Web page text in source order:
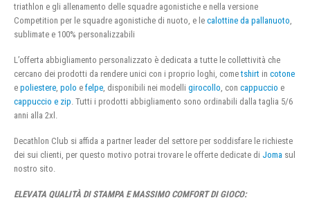
triathlon e gli allenamento delle squadre agonistiche e nella versione
Competition per le squadre agonistiche di nuoto, e le calottine da pallanuoto
sublimate e 100% personalizzabili
L’offerta abbigliamento personalizzato è dedicata a tutte le collettività che
cercano dei prodotti da rendere unici con i proprio loghi, cometshirt in cotone
e poliestere polo e felpe , disponibili nei modelli girocollo , con cappuccio e
cappuccio e zip . Tutti i prodotti abbigliamento sono ordinabili dalla taglia 5/6
anni alla 2xl.
Decathlon Club si affida a partner leader del settore per soddisfare le richieste
dei sui clienti, per questo motivo potrai trovare le offerte dedicate di Joma sul
nostro sito.
ELEVATA QUALITÀ DI STAMPA E MASSIMO COMFORT DI GIOCO: